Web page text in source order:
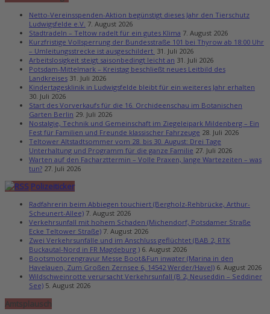
Netto-Vereinsspenden-Aktion begünstigt dieses Jahr den Tierschutz
Ludwigsfelde e.V. 7. August 2026
Stadtradeln – Teltow radelt für ein gutes Klima 7. August 2026
Kurzfristige Vollsperrung der Bundesstraße 101 bei Thyrow ab 18:00 Uhr
– Umleitungsstrecke ist ausgeschildert 31. Juli 2026
Arbeitslosigkeit steigt saisonbedingt leicht an 31. Juli 2026
Potsdam-Mittelmark – Kreistag beschließt neues Leitbild des
Landkreises 31. Juli 2026
Kindertagesklinik in Ludwigsfelde bleibt für ein weiteres Jahr erhalten
30. Juli 2026
Start des Vorverkaufs für die 16. Orchideenschau im Botanischen
Garten Berlin 29. Juli 2026
Nostalgie, Technik und Gemeinschaft im Ziegeleipark Mildenberg – Ein
Fest für Familien und Freunde klassischer Fahrzeuge 28. Juli 2026
Teltower Altstadtsommer vom 28. bis 30. August: Drei Tage
Unterhaltung und Programm für die ganze Familie 27. Juli 2026
Warten auf den Facharzttermin – Volle Praxen, lange Wartezeiten – was
tun? 27. Juli 2026
Polizeiticker
Radfahrerin beim Abbiegen touchiert (Bergholz-Rehbrücke, Arthur-
Scheunert-Allee) 7. August 2026
Verkehrsunfall mit hohem Schaden (Michendorf, Potsdamer Straße
Ecke Teltower Straße) 7. August 2026
Zwei Verkehrsunfälle und im Anschluss geflüchtet (BAB 2, RTK
Buckautal-Nord in FR Magdeburg ) 6. August 2026
Bootsmotorengravur Messe Boot&Fun inwater (Marina in den
Havelauen, Zum Großen Zernsee 6, 14542 Werder/Havel) 6. August 2026
Wildschweinrotte verursacht Verkehrsunfall (B 2, Neuseddin – Seddiner
See) 5. August 2026
Amtsplausch